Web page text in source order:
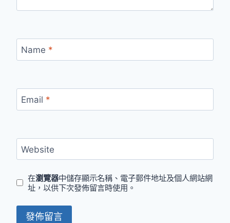
Name *
Email *
Website
在瀏覽器中儲存顯示名稱、電子郵件地址及個人網站網
址，以供下次發佈留言時使用。